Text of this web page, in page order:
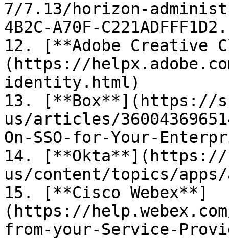
7/7.13/horizon-
4B2C-A70F-
12. [**Adobe Creative
(https://
identity.html)
13. [**Box**](https://
us/articles/
On-SSO-for-Your-
14. [**Okta**](https://
us/content/topics/apps/
15. [**Cisco Webex**]
(https://
from-your-Service-